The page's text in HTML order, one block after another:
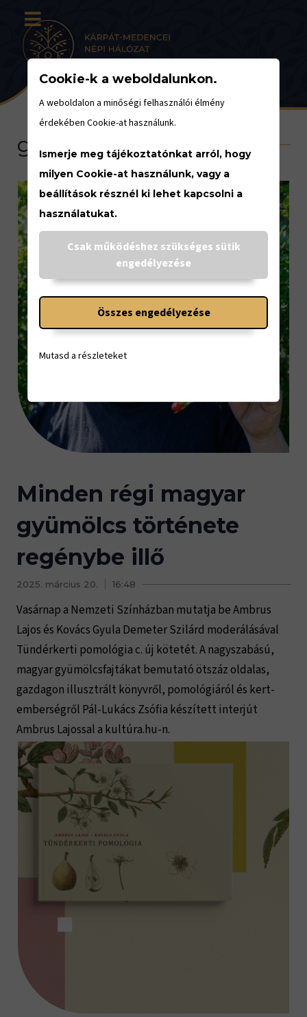
gyümölcsészet
Minden régi magyar
gyümölcs története
regénybe illő
2025. március 20. 16:48
Vasárnap a Nemzeti Színházban mutatja be Ambrus
Lajos és Kovács Gyula Demeter Szilárd moderálásával
Tündérkerti pomológia c. új kötetét. A nagyszabású,
magyar gyümölcsfajtákat bemutató ötszáz oldalas,
gazdagon illusztrált könyvről, pomológiáról és kert-
emberségről Pál-Lukács Zsófia készített interjút
Ambrus Lajossal a kultúra.hu-n.
Cookie-k a weboldalunkon.
A weboldalon a minőségi felhasználói élmény
érdekében Cookie-at használunk.
Ismerje meg tájékoztatónkat arról, hogy
milyen Cookie-at használunk, vagy a
beállítások résznél ki lehet kapcsolni a
használatukat.
Csak működéshez szükséges sütik
engedélyezése
Összes engedélyezése
Mutasd a részleteket